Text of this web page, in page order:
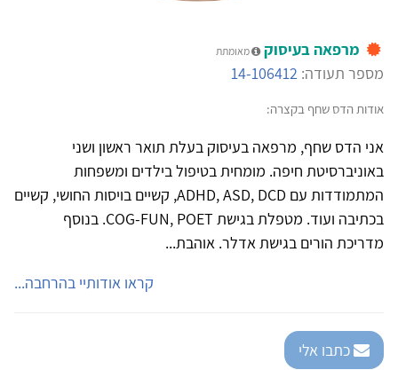
מרפאה בעיסוק מאומתת
מספר תעודה: 14-106412
אודות הדס שחף בקצרה:
אני הדס שחף, מרפאה בעיסוק בעלת תואר ראשון ושני
באוניברסיטת חיפה. מומחית בטיפול בילדים ומשפחות
המתמודדות עם ADHD, ASD, DCD, קשיים בויסות החושי, קשיים
בכתיבה ועוד. מטפלת בגישת COG-FUN, POET. בנוסף
מדריכת הורים בגישת אדלר. אוהבת...
קראו אודותיי בהרחבה...
כתבו אלי